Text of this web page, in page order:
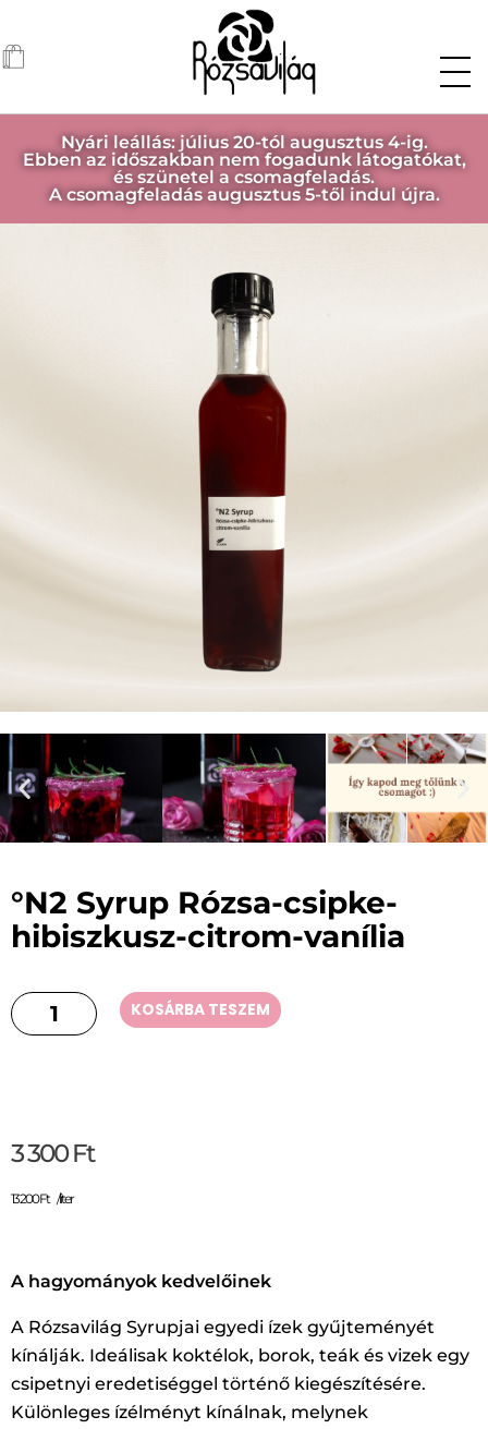
Nyári leállás: július 20-tól augusztus 4-ig.
Ebben az időszakban nem fogadunk látogatókat,
és szünetel a csomagfeladás.
A csomagfeladás augusztus 5-től indul újra.
°N2 Syrup Rózsa-csipke-
hibiszkusz-citrom-vanília
KOSÁRBA TESZEM
3 300Ft
13 200Ft /liter
A hagyományok kedvelőinek
A Rózsavilág Syrupjai egyedi ízek gyűjteményét
kínálják. Ideálisak koktélok, borok, teák és vizek egy
csipetnyi eredetiséggel történő kiegészítésére.
Különleges ízélményt kínálnak, melynek